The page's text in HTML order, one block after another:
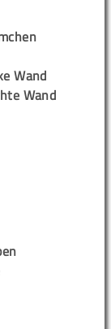
Wand
Wand